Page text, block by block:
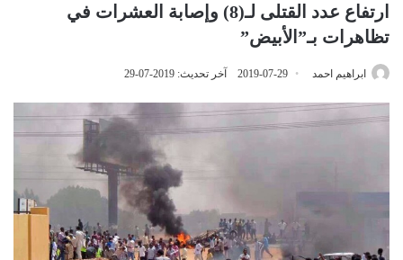
ارتفاع عدد القتلى لـ(8) وإصابة العشرات في
تظاهرات بـ”الأبيض”
ابراهيم احمد 2019-07-29 آخر تحديث: 2019-07-29